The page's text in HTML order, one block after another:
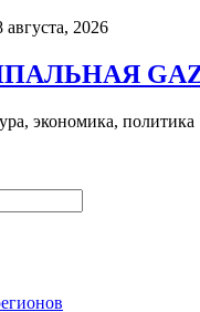
2026
экономика, политика